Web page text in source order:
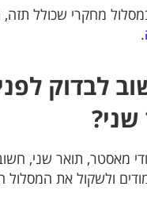
מחקרי שכולל
.
לבדוק
מאסטר, תואר שני,
ולשקול את